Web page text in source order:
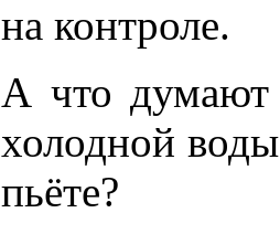
на контроле.
А что думают
холодной
пьёте?